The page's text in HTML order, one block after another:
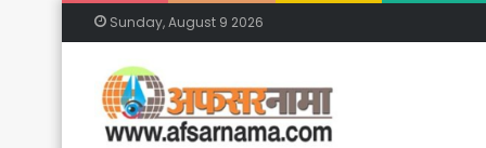
Sunday, August 9 2026